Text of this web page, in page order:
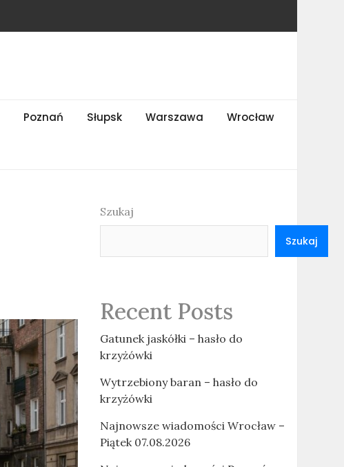
Poznań Słupsk Warszawa Wrocław
Szukaj
Szukaj
Recent Posts
Gatunek jaskółki – hasło do
krzyżówki
Wytrzebiony baran – hasło do
krzyżówki
Najnowsze wiadomości Wrocław –
Piątek 07.08.2026